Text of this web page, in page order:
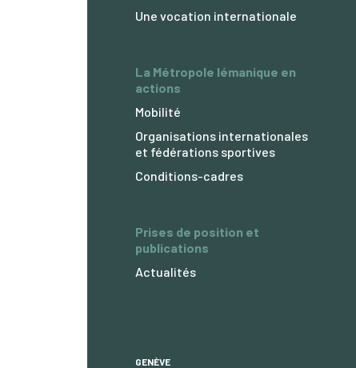
Une vocation internationale
La Métropole lémanique en
actions
Mobilité
Organisations internationales
et fédérations sportives
Conditions-cadres
Prises de position et
publications
Actualités
GENÈVE